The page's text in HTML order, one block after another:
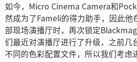
如今，Micro Cinema Camera和
然成为了Fameli的得力助手，因此他
部现场演播厅时，再次锁定
们最近对演播厅进行了升级，之前几
不同的色彩配置文件，所以我们考虑